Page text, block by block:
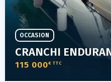
CRANCHI
115 000€ TTC
OCCASION